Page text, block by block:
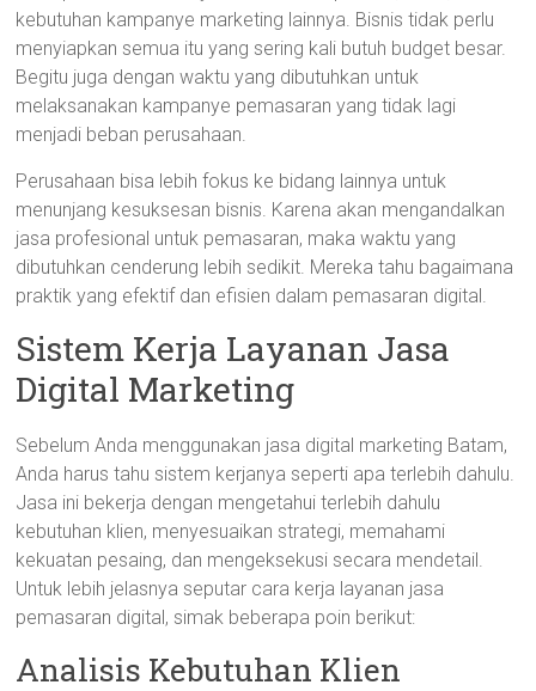
kebutuhan kampanye marketing lainnya. Bisnis tidak perlu
menyiapkan semua itu yang sering kali butuh budget besar.
Begitu juga dengan waktu yang dibutuhkan untuk
melaksanakan kampanye pemasaran yang tidak lagi
menjadi beban perusahaan.
Perusahaan bisa lebih fokus ke bidang lainnya untuk
menunjang kesuksesan bisnis. Karena akan mengandalkan
jasa profesional untuk pemasaran, maka waktu yang
dibutuhkan cenderung lebih sedikit. Mereka tahu bagaimana
praktik yang efektif dan efisien dalam pemasaran digital.
Sistem Kerja Layanan Jasa
Digital Marketing
Sebelum Anda menggunakan jasa digital marketing Batam,
Anda harus tahu sistem kerjanya seperti apa terlebih dahulu.
Jasa ini bekerja dengan mengetahui terlebih dahulu
kebutuhan klien, menyesuaikan strategi, memahami
kekuatan pesaing, dan mengeksekusi secara mendetail.
Untuk lebih jelasnya seputar cara kerja layanan jasa
pemasaran digital, simak beberapa poin berikut:
Analisis Kebutuhan Klien